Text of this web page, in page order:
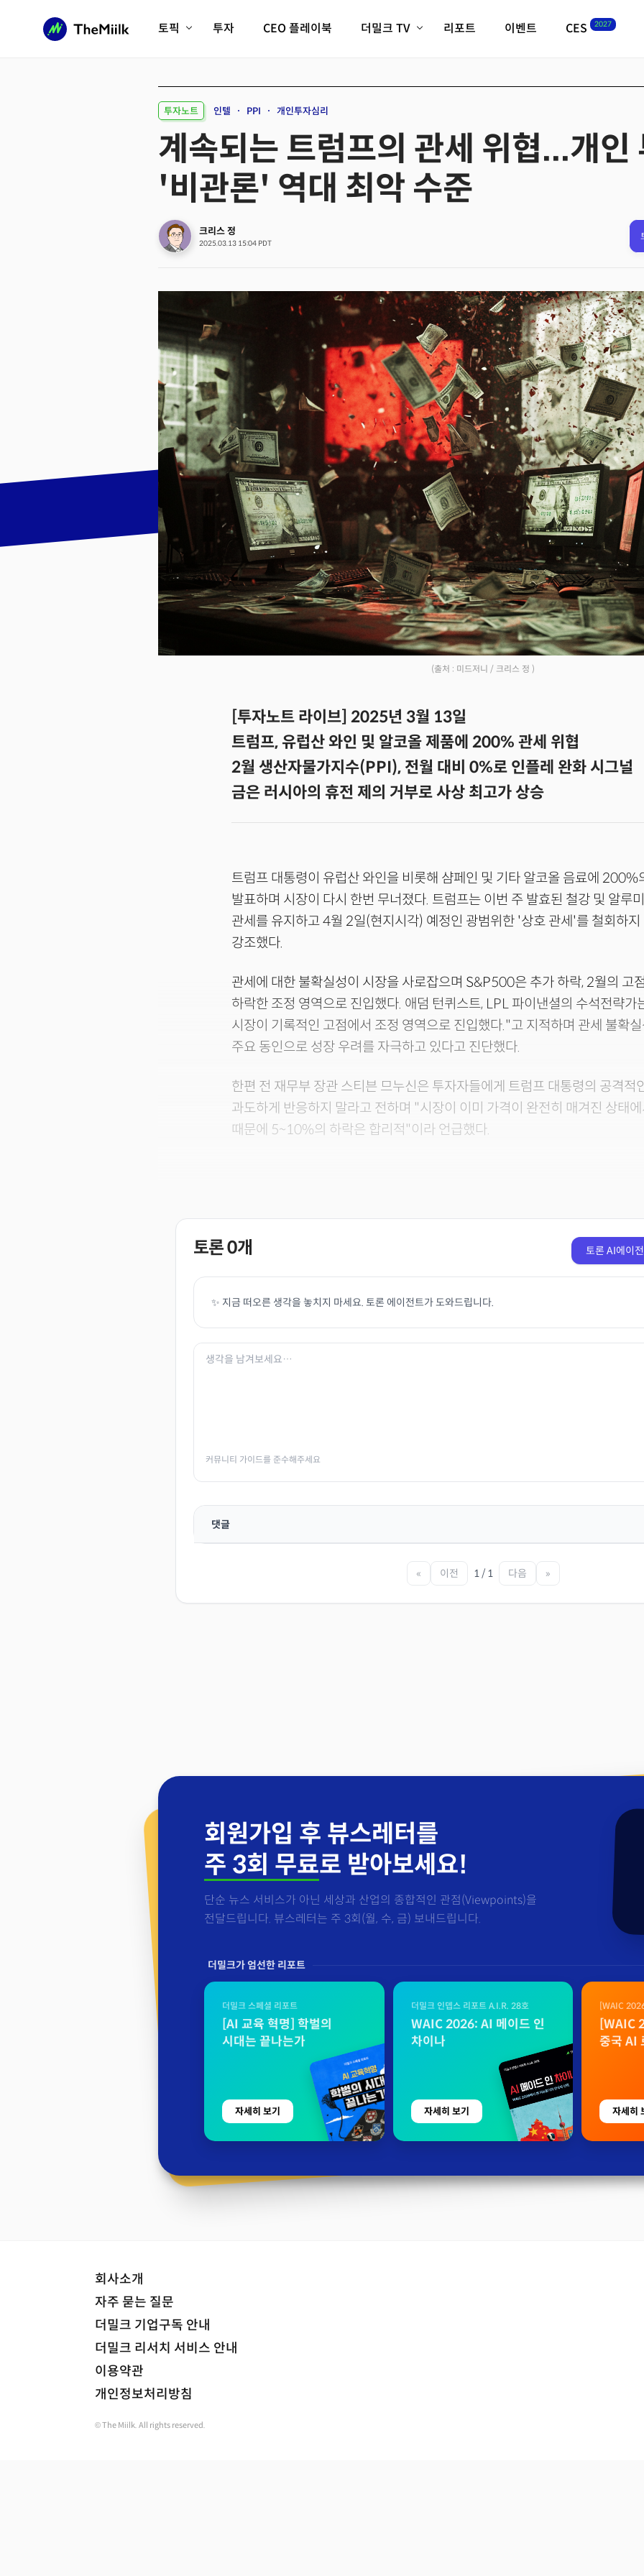
토픽
피지컬AI/로봇
AX비즈니스혁명 미래 교육/직업
전체 기사 보기
투자 CEO 플레이북 더밀크 TV
크리스의 뉴욕 시그널
더밀크 아카데미
더웨이브/트렌드쇼
리포트 이벤트 CES 2027
필드 가이드
CES2027 with
투자노트 인텔 PPI 개인투자심리
계속되는 트럼프의 관세 위협...개인
'비관론' 역대 최악 수준
크리스 정
2025.03.13 15:04 PDT
(출처 : 미드저니 / 크리스 정 )
[투자노트 라이브] 2025년 3월 13일
트럼프, 유럽산 와인 및 알코올 제품에 200% 관세 위협
2월 생산자물가지수(PPI), 전월 대비 0%로 인플레 완화 시그널
금은 러시아의 휴전 제의 거부로 사상 최고가 상승
트럼프 대통령이 유럽산 와인을 비롯해 샴페인 및 기타 알코올 음료에 200%
발표하며 시장이 다시 한번 무너졌다. 트럼프는 이번 주 발효된 철강 및 알루
관세를 유지하고 4월 2일(현지시각) 예정인 광범위한 '상호 관세'를 철회하지
강조했다.
관세에 대한 불확실성이 시장을 사로잡으며 S&P500은 추가 하락, 2월의 고
하락한 조정 영역으로 진입했다. 애덤 턴퀴스트, LPL 파이낸셜의 수석전략가
시장이 기록적인 고점에서 조정 영역으로 진입했다."고 지적하며 관세 불확
주요 동인으로 성장 우려를 자극하고 있다고 진단했다.
한편 전 재무부 장관 스티븐 므누신은 투자자들에게 트럼프 대통령의 공격적
과도하게 반응하지 말라고 전하며 "시장이 이미 가격이 완전히 매겨진 상태
때문에 5~10%의 하락은 합리적"이라 언급했다.
토론0개 토론 AI에이
✨ 지금 떠오른 생각을 놓치지 마세요. 토론 에이전트가 도와드립니다.
커뮤니티 가이드를 준수해주세요
댓글
« 이전 1 / 1 다음 »
회원가입 후 뷰스레터를
주 3회 무료로 받아보세요!
단순 뉴스 서비스가 아닌 세상과 산업의 종합적인 관점(Viewpoints)을
전달드립니다. 뷰스레터는 주 3회(월, 수, 금) 보내드립니다.
더밀크가 엄선한 리포트
더밀크 스페셜 리포트
[AI 교육 혁명] 학벌의
시대는 끝나는가
자세히 보기
더밀크 인뎁스 리포트 A.I.R. 28호
WAIC 2026: AI 메이드 인
차이나
자세히 보기
[WAIC
자료
[WAIC
중국 AI
자세히
회사소개
자주 묻는 질문
더밀크 기업구독 안내
더밀크 리서치 서비스 안내
이용약관
개인정보처리방침
© The Miilk. All rights reserved.